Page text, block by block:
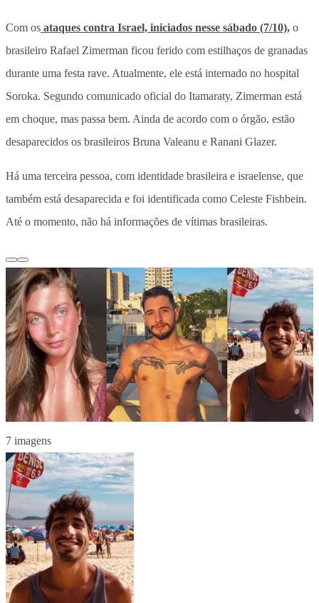
Com os ataques contra Israel, iniciados nesse sábado (7/10), o
brasileiro Rafael Zimerman ficou ferido com estilhaços de granadas
durante uma festa rave. Atualmente, ele está internado no hospital
Soroka. Segundo comunicado oficial do Itamaraty, Zimerman está
em choque, mas passa bem. Ainda de acordo com o órgão, estão
desaparecidos os brasileiros Bruna Valeanu e Ranani Glazer.
Há uma terceira pessoa, com identidade brasileira e israelense, que
também está desaparecida e foi identificada como Celeste Fishbein.
Até o momento, não há informações de vítimas brasileiras.
7 imagens